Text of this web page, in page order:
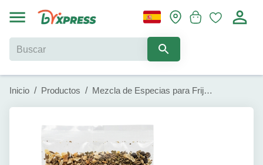
Inicio / Productos / Mezcla de Especias para Frijol Negro (30 g)